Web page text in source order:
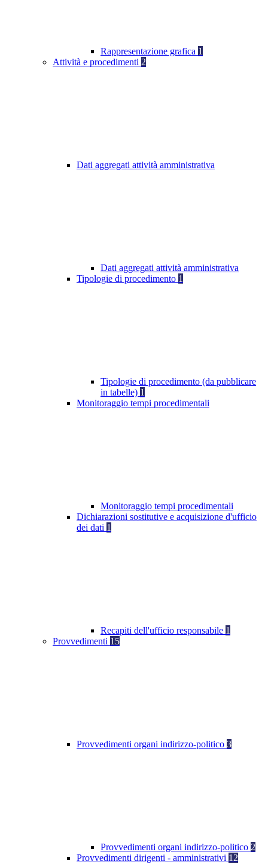
Rappresentazione grafica 1
Attività e procedimenti 2
Dati aggregati attività amministrativa
Dati aggregati attività amministrativa
Tipologie di procedimento 1
Tipologie di procedimento (da pubblicare
in tabelle) 1
Monitoraggio tempi procedimentali
Monitoraggio tempi procedimentali
Dichiarazioni sostitutive e acquisizione d'ufficio
dei dati 1
Recapiti dell'ufficio responsabile 1
Provvedimenti 15
Provvedimenti organi indirizzo-politico 3
Provvedimenti organi indirizzo-politico 2
Provvedimenti dirigenti - amministrativi 12